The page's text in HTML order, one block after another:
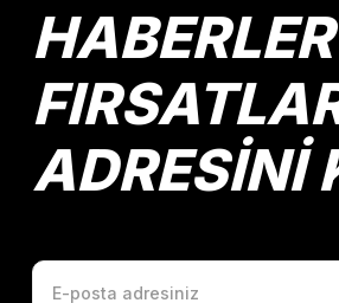
Bu ürüne benzer farklı alternatifler
ADRESİNİ